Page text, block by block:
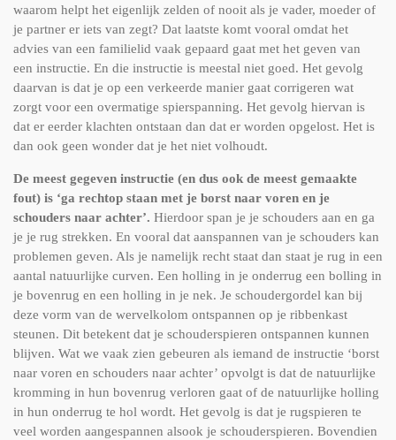
waarom helpt het eigenlijk zelden of nooit als je vader, moeder of
je partner er iets van zegt? Dat laatste komt vooral omdat het
advies van een familielid vaak gepaard gaat met het geven van
een instructie. En die instructie is meestal niet goed. Het gevolg
daarvan is dat je op een verkeerde manier gaat corrigeren wat
zorgt voor een overmatige spierspanning. Het gevolg hiervan is
dat er eerder klachten ontstaan dan dat er worden opgelost. Het is
dan ook geen wonder dat je het niet volhoudt.
De meest gegeven instructie (en dus ook de meest gemaakte
fout) is ‘ga rechtop staan met je borst naar voren en je
schouders naar achter’. Hierdoor span je je schouders aan en ga
je je rug strekken. En vooral dat aanspannen van je schouders kan
problemen geven. Als je namelijk recht staat dan staat je rug in een
aantal natuurlijke curven. Een holling in je onderrug een bolling in
je bovenrug en een holling in je nek. Je schoudergordel kan bij
deze vorm van de wervelkolom ontspannen op je ribbenkast
steunen. Dit betekent dat je schouderspieren ontspannen kunnen
blijven. Wat we vaak zien gebeuren als iemand de instructie ‘borst
naar voren en schouders naar achter’ opvolgt is dat de natuurlijke
kromming in hun bovenrug verloren gaat of de natuurlijke holling
in hun onderrug te hol wordt. Het gevolg is dat je rugspieren te
veel worden aangespannen alsook je schouderspieren. Bovendien